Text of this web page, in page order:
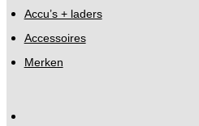
Accu’s + laders
Accessoires
Merken